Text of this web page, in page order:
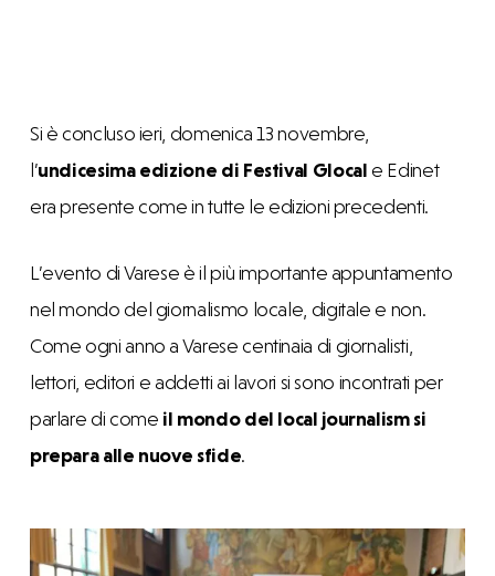
Si è concluso ieri, domenica 13 novembre,
l’undicesima edizione di Festival Glocale Edinet
era presente come in tutte le edizioni precedenti.
L’evento di Varese è il più importante appuntamento
nel mondo del giornalismo locale, digitale e non.
Come ogni anno a Varese centinaia di giornalisti,
lettori, editori e addetti ai lavori si sono incontrati per
parlare di come il mondo del local journalism si
prepara alle nuove sfide.